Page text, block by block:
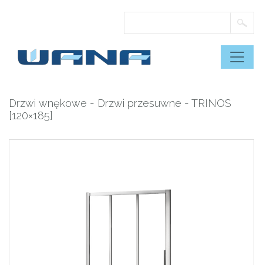
Drzwi wnękowe - Drzwi przesuwne - TRINOS
[120×185]